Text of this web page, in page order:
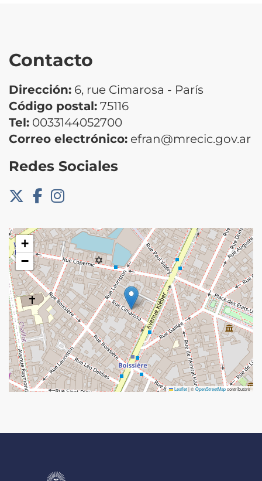
Contacto
Dirección: 6, rue Cimarosa - París
Código postal: 75116
Tel: 0033144052700
Correo electrónico: efran@mrecic.gov.ar
Redes Sociales
+
−
Leaflet|©OpenStreetMapcontributors